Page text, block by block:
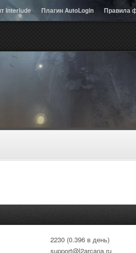
Interlude Плагин AutoLogin Правила
2230 (0.396 в день)
support@l2arcana.ru